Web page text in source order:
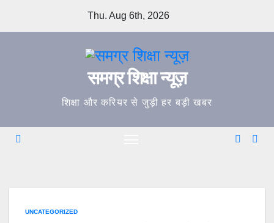
Thu. Aug 6th, 2026
समग्र शिक्षा न्यूज़
शिक्षा और करियर से जुड़ी हर बड़ी खबर
UNCATEGORIZED